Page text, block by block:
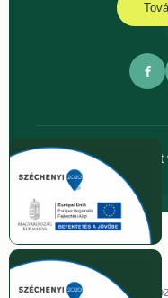
Ön jelenleg itt
Dokumentumok
Adatkezelési